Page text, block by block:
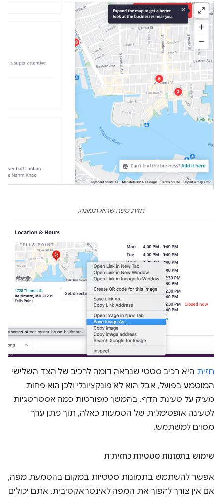
חזית מפה שהיא תמונה.
חזית היא רכיב סטטי שנראה דומה לרכיב של הצד השלישי
המוטמע בפועל, אבל הוא לא פונקציונלי ולכן הוא פחות
מעיק על טעינת הדף. בהמשך מפורטות כמה אסטרטגיות
לטעינה אופטימלית של הטמעות כאלה, תוך מתן ערך
מסוים למשתמש.
שימוש בתמונות סטטיות כחזיתות
אפשר להשתמש בתמונות סטטיות במקום בהטמעת מפה,
אם אין צורך להפוך את המפה לאינטראקטיבית. אתם יכולים